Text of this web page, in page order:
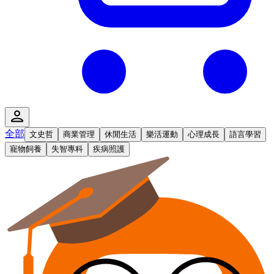
全部 文史哲 商業管理 休閒生活 樂活運動 心理成長
語言學習
寵物飼養
失智專科 疾病照護